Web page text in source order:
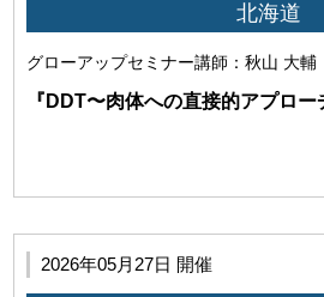
染等によって発生したコンピュータ
ルにより、セミナー中、セミナー
る損害も賠償する義務を負わない
北海道
グローアップセミナー講師：秋山 大輔
『DDT〜肉体への直接的アプロー
2026年05月27日 開催